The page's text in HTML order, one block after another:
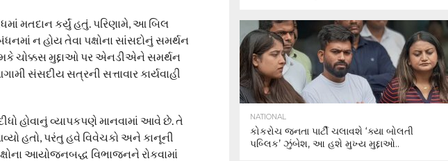
મતદાન કર્યું હતું. પરિણામે, આ બિલ
ન હોય તેવા પક્ષોના સાંસદોનું સમર્થન
ચોક્કસ મુદ્દાઓ પર એનડીએને સમર્થન
સંસદીય સત્રની સત્તાવાર કાર્યવાહી
દીધો હોવાનું વ્યાપકપણે માનવામાં આવે છે. તે
હતો, પરંતુ હવે વિવેચકો અને કાનૂની
આયોજનબદ્ધ વિભાજનને રોકવામાં
NATIONAL
કોકરોચ જનતા પાર્ટી ચલાવશે ‘ક્યા બોલતી
પબ્લિક’ ઝુંબેશ, આ હશે મુખ્ય મુદ્દાઓ..